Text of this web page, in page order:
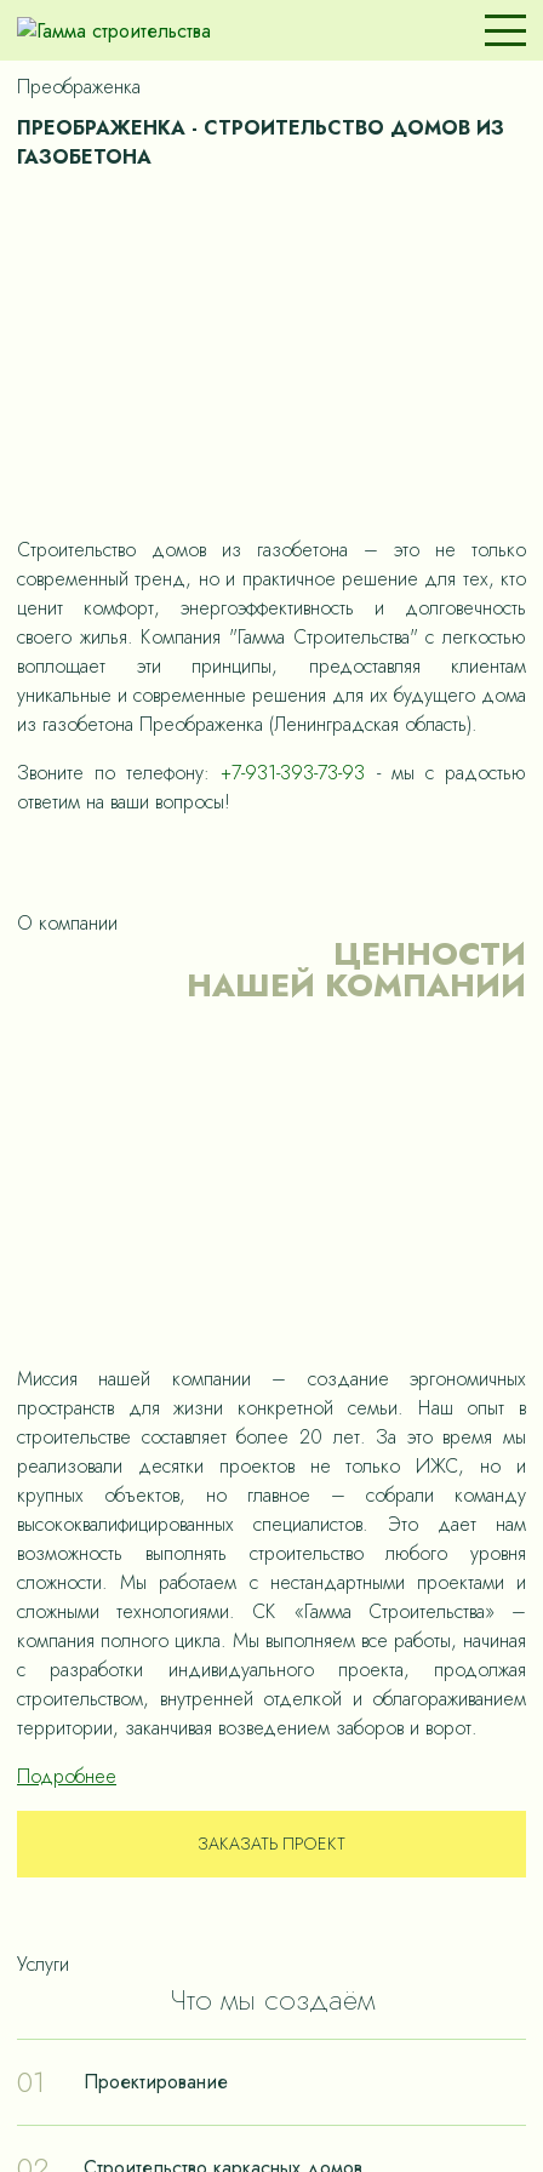
Преображенка
ПРЕОБРАЖЕНКА - СТРОИТЕЛЬСТВО ДОМОВ ИЗ
ГАЗОБЕТОНА
Строительство домов из газобетона – это не только
современный тренд, но и практичное решение для тех, кто
ценит комфорт, энергоэффективность и долговечность
своего жилья. Компания "Гамма Строительства" с легкостью
воплощает эти принципы, предоставляя клиентам
уникальные и современные решения для их будущего дома
из газобетона Преображенка (Ленинградская область).
Звоните по телефону:+7-931-393-73-93 - мы с радостью
ответим на ваши вопросы!
О компании
ЦЕННОСТИ
НАШЕЙ КОМПАНИИ
Миссия нашей компании – создание эргономичных
пространств для жизни конкретной семьи. Наш опыт в
строительстве составляет более 20 лет. За это время мы
реализовали десятки проектов не только ИЖС, но и
крупных объектов, но главное – собрали команду
высококвалифицированных специалистов. Это дает нам
возможность выполнять строительство любого уровня
сложности. Мы работаем с нестандартными проектами и
сложными технологиями. СК «Гамма Строительства» –
компания полного цикла. Мы выполняем все работы, начиная
с разработки индивидуального проекта, продолжая
строительством, внутренней отделкой и облагораживанием
территории, заканчивая возведением заборов и ворот.
Подробнее
ЗАКАЗАТЬ ПРОЕКТ
Услуги
Что мы создаём
01
Проектирование